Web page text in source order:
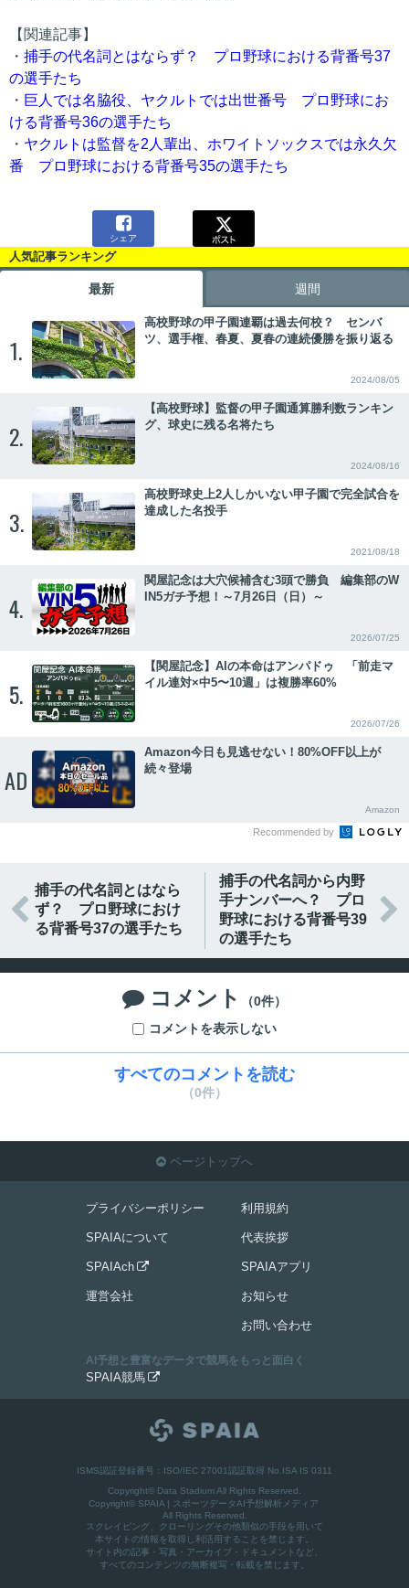
【関連記事】
・ 捕手の代名詞とはならず？ プロ野球における背番号37
の選手たち
・ 巨人では名脇役、ヤクルトでは出世番号 プロ野球にお
ける背番号36の選手たち
・ ヤクルトは監督を2人輩出、ホワイトソックスでは永久欠
番 プロ野球における背番号35の選手たち

シェア
人気記事ランキング
最新 週間
1.
高校野球の甲子園連覇は過去何校？ センバ
ツ、選手権、春夏、夏春の連続優勝を振り返る
2024/08/05
2.
【高校野球】監督の甲子園通算勝利数ランキン
グ、球史に残る名将たち
2024/08/16
3.
高校野球史上2人しかいない甲子園で完全試合を
達成した名投手
2021/08/18
4.
関屋記念は大穴候補含む3頭で勝負 編集部のW
IN5ガチ予想！～7月26日（日）～
2026/07/25
5.
【関屋記念】AIの本命はアンパドゥ 「前走マ
イル連対×中5〜10週」は複勝率60%
2026/07/26
AD
Amazon今日も見逃せない！80%OFF以上が
続々登場
Amazon
Recommended by

捕手の代名詞とはなら
ず？ プロ野球におけ
る背番号37の選手たち
捕手の代名詞から内野
手ナンバーへ？ プロ
野球における背番号39
の選手たち

 コメント
（0件）
コメントを表示しない
すべてのコメントを読む
（0件）
 ページトップへ
プライバシーポリシー
SPAIAについて
SPAIAch 
運営会社
利用規約
代表挨拶
SPAIAアプリ
お知らせ
お問い合わせ
AI予想と豊富なデータで競馬をもっと面白く
SPAIA競馬 
ISMS認証登録番号：ISO/IEC 27001認証取得 No.ISA IS 0311
Copyright© Data Stadium All Rights Reserved.
Copyright© SPAIA | スポーツデータAI予想解析メディア
All Rights Reserved.
スクレイピング、クローリングその他類似の手段を用いて
本サイトの情報を取得し利活用することを禁じます。
サイト内の記事・写真・アーカイブ・ドキュメントなど、
すべてのコンテンツの無断複写・転載を禁じます。